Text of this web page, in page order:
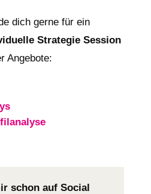
dich gerne für ein
Strategie Session
Angebote:
schon auf Social